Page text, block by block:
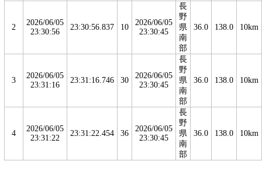
2
2026/06/05
23:30:56
23:30:56.837 10
2026/06/05
23:30:45
長
野
県
南
部
36.0 138.0 10km
3
2026/06/05
23:31:16
23:31:16.746 30
2026/06/05
23:30:45
長
野
県
南
部
36.0 138.0 10km
4
2026/06/05
23:31:22
23:31:22.454 36
2026/06/05
23:30:45
長
野
県
南
部
36.0 138.0 10km